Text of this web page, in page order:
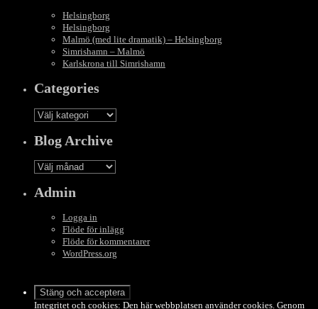
Helsingborg
Helsingborg
Malmö (med lite dramatik) – Helsingborg
Simrishamn – Malmö
Karlskrona till Simrishamn
Categories
Categories
Blog Archive
Blog
Archive
Admin
Logga in
Flöde för inlägg
Flöde för kommentarer
WordPress.org
Integritet och cookies: Den här webbplatsen använder cookies. Genom